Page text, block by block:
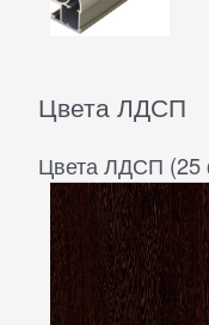
Цвета ЛДСП
Цвета ЛДСП (25